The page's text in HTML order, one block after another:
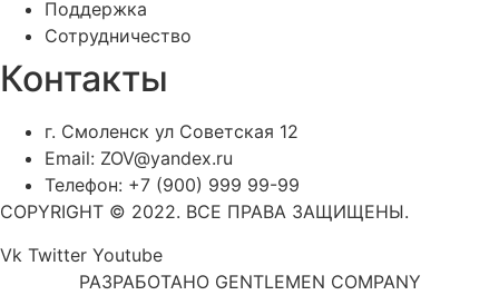
Поддержка
Сотрудничество
Контакты
г. Смоленск ул Советская 12
Email: ZOV@yandex.ru
Телефон: +7 (900) 999 99-99
COPYRIGHT © 2022. ВСЕ ПРАВА ЗАЩИЩЕНЫ.
Vk Twitter Youtube
РАЗРАБОТАНО GENTLEMEN COMPANY